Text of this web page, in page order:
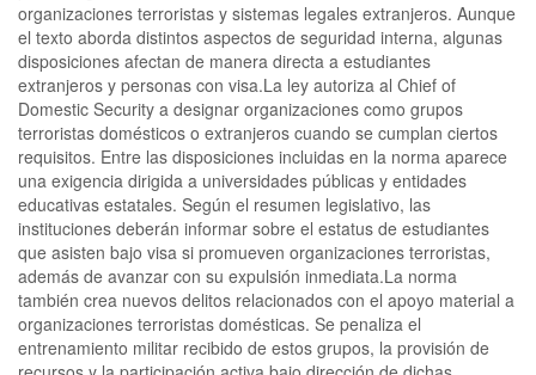
organizaciones terroristas y sistemas legales extranjeros. Aunque
el texto aborda distintos aspectos de seguridad interna, algunas
disposiciones afectan de manera directa a estudiantes
extranjeros y personas con visa.La ley autoriza al Chief of
Domestic Security a designar organizaciones como grupos
terroristas domésticos o extranjeros cuando se cumplan ciertos
requisitos. Entre las disposiciones incluidas en la norma aparece
una exigencia dirigida a universidades públicas y entidades
educativas estatales. Según el resumen legislativo, las
instituciones deberán informar sobre el estatus de estudiantes
que asisten bajo visa si promueven organizaciones terroristas,
además de avanzar con su expulsión inmediata.La norma
también crea nuevos delitos relacionados con el apoyo material a
organizaciones terroristas domésticas. Se penaliza el
entrenamiento militar recibido de estos grupos, la provisión de